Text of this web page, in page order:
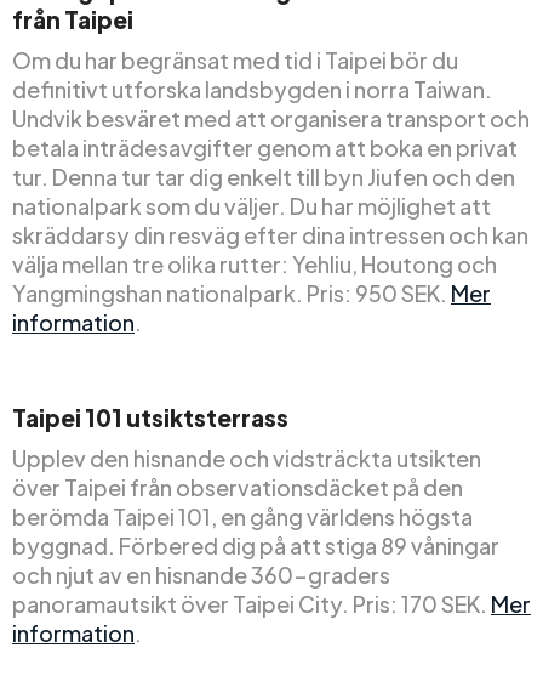
från Taipei
Om du har begränsat med tid i Taipei bör du
definitivt utforska landsbygden i norra Taiwan.
Undvik besväret med att organisera transport och
betala inträdesavgifter genom att boka en privat
tur. Denna tur tar dig enkelt till byn Jiufen och den
nationalpark som du väljer. Du har möjlighet att
skräddarsy din resväg efter dina intressen och kan
välja mellan tre olika rutter: Yehliu, Houtong och
Yangmingshan nationalpark. Pris: 950 SEK. Mer
information.
Taipei 101 utsiktsterrass
Upplev den hisnande och vidsträckta utsikten
över Taipei från observationsdäcket på den
berömda Taipei 101, en gång världens högsta
byggnad. Förbered dig på att stiga 89 våningar
och njut av en hisnande 360-graders
panoramautsikt över Taipei City. Pris: 170 SEK. Mer
information.